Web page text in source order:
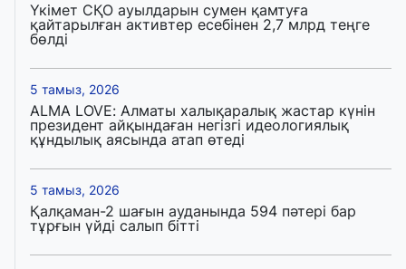
Үкімет СҚО ауылдарын сумен қамтуға
қайтарылған активтер есебінен 2,7 млрд теңге
бөлді
5 тамыз, 2026
ALMA LOVE: Алматы халықаралық жастар күнін
президент айқындаған негізгі идеологиялық
құндылық аясында атап өтеді
5 тамыз, 2026
Қалқаман-2 шағын ауданында 594 пәтері бар
тұрғын үйді салып бітті